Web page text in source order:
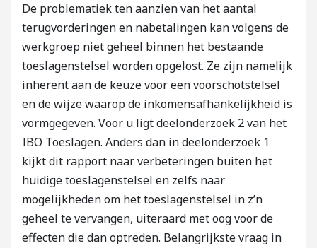
De problematiek ten aanzien van het aantal
terugvorderingen en nabetalingen kan volgens de
werkgroep niet geheel binnen het bestaande
toeslagenstelsel worden opgelost. Ze zijn namelijk
inherent aan de keuze voor een voorschotstelsel
en de wijze waarop de inkomensafhankelijkheid is
vormgegeven. Voor u ligt deelonderzoek 2 van het
IBO Toeslagen. Anders dan in deelonderzoek 1
kijkt dit rapport naar verbeteringen buiten het
huidige toeslagenstelsel en zelfs naar
mogelijkheden om het toeslagenstelsel in z’n
geheel te vervangen, uiteraard met oog voor de
effecten die dan optreden. Belangrijkste vraag in